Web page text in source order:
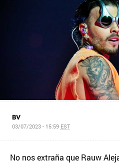
BV
03/07/2023 - 15:59 EST
No nos extraña que Rauw